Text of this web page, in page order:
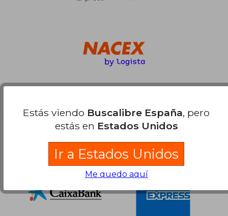
Estás viendo Buscalibre España, pero
estás en Estados Unidos
Ir a Estados Unidos
Me quedo aquí